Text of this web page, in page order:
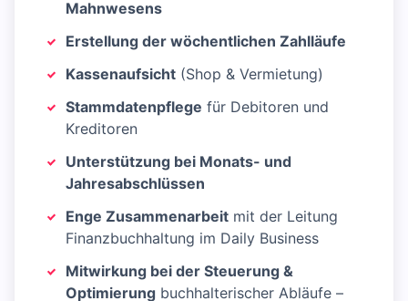
Mahnwesens
Erstellung der wöchentlichen Zahlläufe
Kassenaufsicht (Shop & Vermietung)
Stammdatenpflege für Debitoren und
Kreditoren
Unterstützung bei Monats- und
Jahresabschlüssen
Enge Zusammenarbeit mit der Leitung
Finanzbuchhaltung im Daily Business
Mitwirkung bei der Steuerung &
Optimierung buchhalterischer Abläufe –